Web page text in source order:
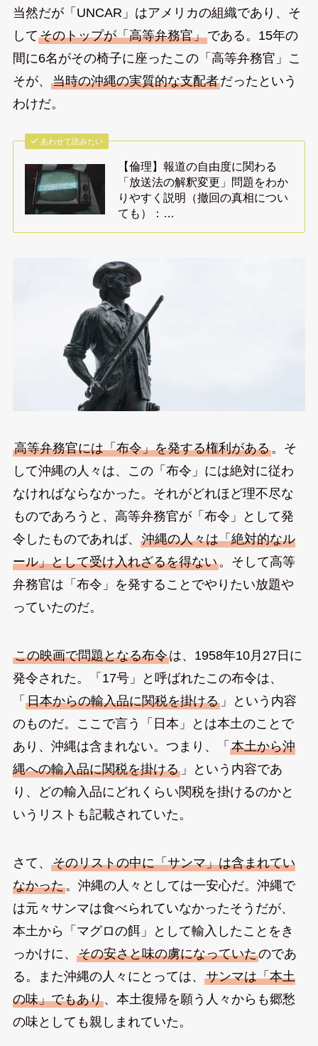
当然だが「UNCAR」はアメリカの組織であり、そ
してそのトップが「高等弁務官」である。15年の
間に6名がその椅子に座ったこの「高等弁務官」こ
そが、 当時の沖縄の実質的な支配者だったという
わけだ。
あわせて読みたい
【倫理】報道の自由度に関わる
「放送法の解釈変更」問題をわか
りやすく説明（撤回の真相につい
ても）：…
高等弁務官には「布令」を発する権利がある。そ
して沖縄の人々は、この「布令」には絶対に従わ
なければならなかった。それがどれほど理不尽な
ものであろうと、高等弁務官が「布令」として発
令したものであれば、 沖縄の人々は「絶対的なル
ール」として受け入れざるを得ない。そして高等
弁務官は「布令」を発することでやりたい放題や
っていたのだ。
この映画で問題となる布令は、1958年10月27日に
発令された。「17号」と呼ばれたこの布令は、
「 日本からの輸入品に関税を掛ける」という内容
のものだ。ここで言う「日本」とは本土のことで
あり、沖縄は含まれない。つまり、「 本土から沖
縄への輸入品に関税を掛ける」という内容であ
り、どの輸入品にどれくらい関税を掛けるのかと
いうリストも記載されていた。
さて、 そのリストの中に「サンマ」は含まれてい
なかった。沖縄の人々としては一安心だ。沖縄で
は元々サンマは食べられていなかったそうだが、
本土から「マグロの餌」として輸入したことをき
っかけに、 その安さと味の虜になっていたのであ
る。また沖縄の人々にとっては、 サンマは「本土
の味」でもあり、本土復帰を願う人々からも郷愁
の味としても親しまれていた。